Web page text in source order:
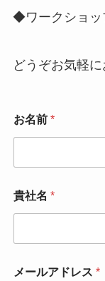
◆ワークショッ
どうぞお気軽に
お名前 *
貴社名 *
メールアドレス *